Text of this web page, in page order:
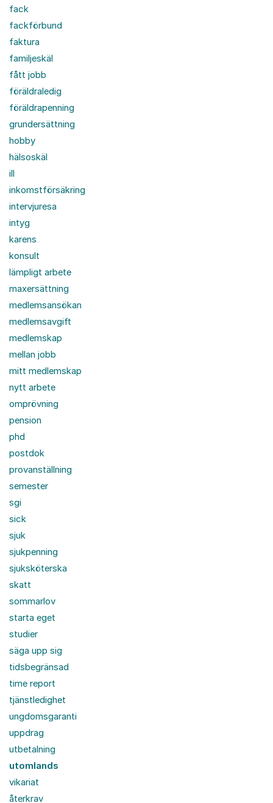
fack
fackförbund
faktura
familjeskäl
fått jobb
föräldraledig
föräldrapenning
grundersättning
hobby
hälsoskäl
ill
inkomstförsäkring
intervjuresa
intyg
karens
konsult
lämpligt arbete
maxersättning
medlemsansökan
medlemsavgift
medlemskap
mellan jobb
mitt medlemskap
nytt arbete
omprövning
pension
phd
postdok
provanställning
semester
sgi
sick
sjuk
sjukpenning
sjuksköterska
skatt
sommarlov
starta eget
studier
säga upp sig
tidsbegränsad
time report
tjänstledighet
ungdomsgaranti
uppdrag
utbetalning
utomlands
vikariat
återkrav